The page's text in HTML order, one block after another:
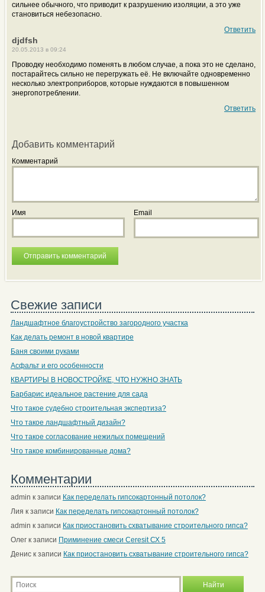
сильнее обычного, что приводит к разрушению изоляции, а это уже
становиться небезопасно.
Ответить
djdfsh
20.05.2013 в 09:24
Проводку необходимо поменять в любом случае, а пока это не сделано,
постарайтесь сильно не перегружать её. Не включайте одновременно
несколько электроприборов, которые нуждаются в повышенном
энергопотреблении.
Ответить
Добавить комментарий
Комментарий
Имя Email
Свежие записи
Ландшафтное благоустройство загородного участка
Как делать ремонт в новой квартире
Баня своими руками
Асфальт и его особенности
КВАРТИРЫ В НОВОСТРОЙКЕ, ЧТО НУЖНО ЗНАТЬ
Барбарис идеальное растение для сада
Что такое судебно строительная экспертиза?
Что такое ландшафтный дизайн?
Что такое согласование нежилых помещений
Что такое комбинированные дома?
Комментарии
admin к записи Как переделать гипсокартонный потолок?
Лия к записи Как переделать гипсокартонный потолок?
admin к записи Как приостановить схватывание строительного гипса?
Олегк записи Приминение смеси Ceresit СХ 5
Дениск записи Как приостановить схватывание строительного гипса?